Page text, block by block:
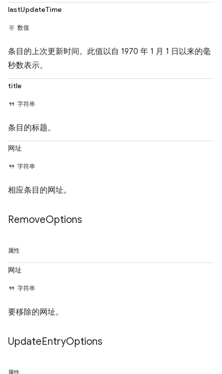
lastUpdateTime
数值
条目的上次更新时间。此值以自 1970 年 1 月 1 日以来的毫
秒数表示。
title
字符串
条目的标题。
网址
字符串
相应条目的网址。
RemoveOptions
属性
网址
字符串
要移除的网址。
UpdateEntryOptions
属性